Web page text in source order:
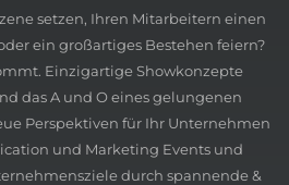
setzen, Ihren Mitarbeitern einen
ein großartiges Bestehen feiern?
Einzigartige Showkonzepte
das A und O eines gelungenen
Perspektiven für Ihr Unternehmen
und Marketing Events und
durch spannende &